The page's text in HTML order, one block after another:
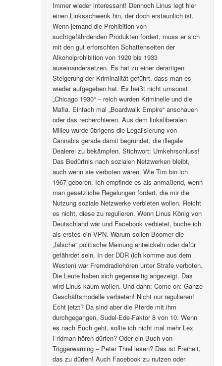
Immer wieder interessant! Dennoch Linus legt hier
einen Linksschwenk hin, der doch erstaunlich ist.
Wenn jemand die Prohibition von
suchtgefährdenden Produkten fordert, muss er sich
mit den gut erforschten Schattenseiten der
Alkoholprohibition von 1920 bis 1933
auseinandersetzen. Es hat zu einer derartigen
Steigerung der Kriminalität geführt, dass man es
wieder aufgegeben hat. Es heißt nicht umsonst
„Chicago 1930“ – reich wurden Kriminelle und die
Mafia. Einfach mal „Boardwalk Empire“ anschauen
oder das recherchieren. Aus dem linksliberalen
Milieu wurde übrigens die Legalisierung von
Cannabis gerade damit begründet, die illegale
Dealerei zu bekämpfen. Stichwort: Umkehrschluss!
Das Bedürfnis nach sozialen Netzwerken bleibt,
auch wenn sie verboten wären. Wie Tim bin ich
1967 geboren. Ich empfinde es als anmaßend, wenn
man gesetzliche Regelungen fordert, die mir die
Nutzung soziale Netzwerke verbieten wollen. Reicht
es nicht, diese zu regulieren. Wenn Linus König von
Deutschland wär und Facebook verbietet, buche ich
als erstes ein VPN. Warum sollen Boomer die
„falsche“ politische Meinung entwickeln oder dafür
gefährdet sein. In der DDR (ich komme aus dem
Westen) war Fremdradiohören unter Strafe verboten.
Die Leute haben sich gegenseitig angezeigt. Das
wird Linus kaum wollen. Und dann: Come on: Ganze
Geschäftsmodelle verbieten! Nicht nur regulieren!
Echt jetzt? Da sind aber die Pferde mit ihm
durchgegangen, Sudel-Ede-Faktor 8 von 10. Wenn
es nach Euch geht, sollte ich nicht mal mehr Lex
Fridman hören dürfen? Oder ein Buch von –
Triggerwarning – Peter Thiel lesen? Das ist Freiheit,
das zu dürfen! Auch Facebook zu nutzen oder